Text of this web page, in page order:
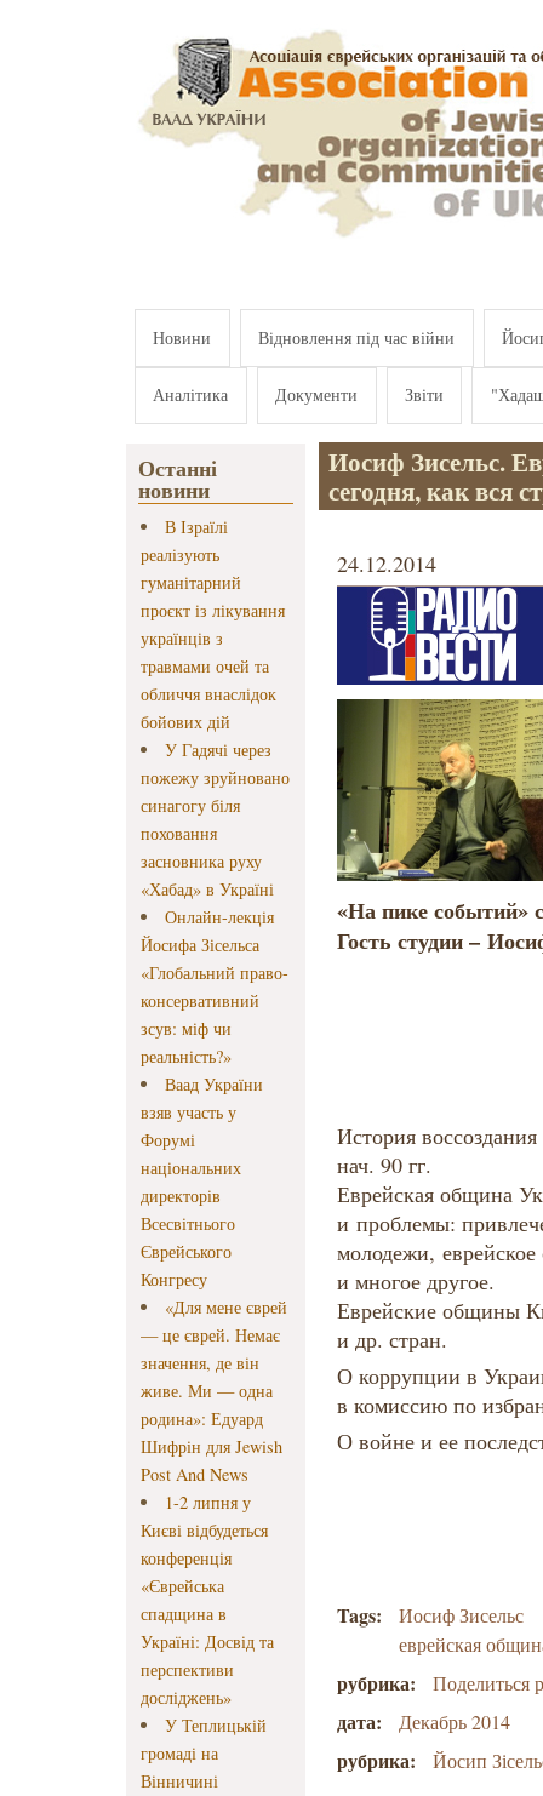
Новини Відновлення під час війни
Аналітика Документи Звіти
Останні
новини
В Ізраїлі
реалізують
гуманітарний
проєкт із лікування
українців з
травмами очей та
обличчя внаслідок
бойових дій
У Гадячі через
пожежу зруйновано
синагогу біля
поховання
засновника руху
«Хабад» в Україні
Онлайн-лекція
Йосифа Зісельса
«Глобальний право-
консервативний
зсув: міф чи
реальність?»
Ваад України
взяв участь у
Форумі
національних
директорів
Всесвітнього
Єврейського
Конгресу
«Для мене єврей
— це єврей. Немає
значення, де він
живе. Ми — одна
родина»: Едуард
Шифрін для Jewish
Post And News
1-2 липня у
Києві відбудеться
конференція
«Єврейська
спадщина в
Україні: Досвід та
перспективи
досліджень»
У Теплицькій
громаді на
Вінничині
Иосиф Зисельс.
сегодня, как вся
24.12.2014
«На пике событий»
Гость студии –
История
нач. 90 гг.
Еврейская община
и проблемы:
молодежи,
и многое другое.
Еврейские общины
и др. стран.
О коррупции в
в комиссию по
О войне и ее
Tags:
Иосиф Зисельс
еврейская
рубрика: Поделиться
дата: Декабрь 2014
рубрика: Йосип